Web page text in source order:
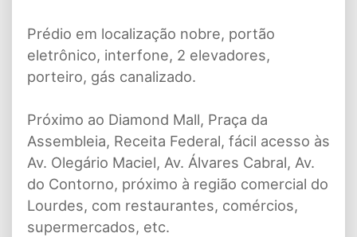
Prédio em localização nobre, portão
eletrônico, interfone, 2 elevadores,
porteiro, gás canalizado.
Próximo ao Diamond Mall, Praça da
Assembleia, Receita Federal, fácil acesso às
Av. Olegário Maciel, Av. Álvares Cabral, Av.
do Contorno, próximo à região comercial do
Lourdes, com restaurantes, comércios,
supermercados, etc.